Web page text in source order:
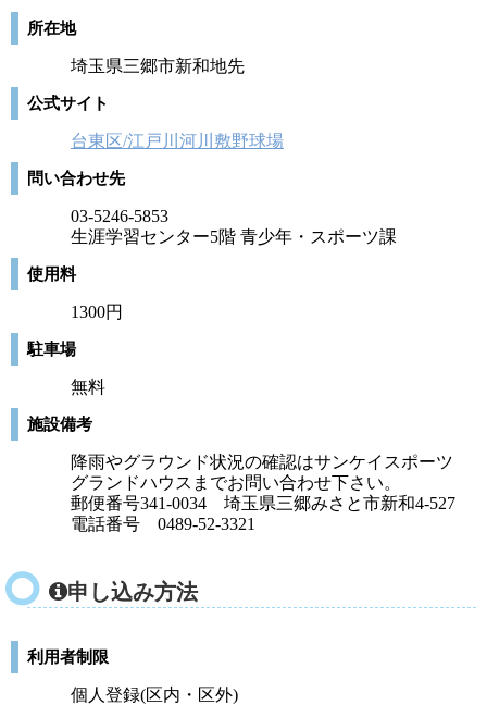
所在地
埼玉県三郷市新和地先
公式サイト
台東区/江戸川河川敷野球場
問い合わせ先
03-5246-5853
生涯学習センター5階 青少年・スポーツ課
使用料
1300円
駐車場
無料
施設備考
降雨やグラウンド状況の確認はサンケイスポーツ
グランドハウスまでお問い合わせ下さい。
郵便番号341-0034 埼玉県三郷みさと市新和4-527
電話番号 0489-52-3321
申し込み方法
利用者制限
個人登録(区内・区外)